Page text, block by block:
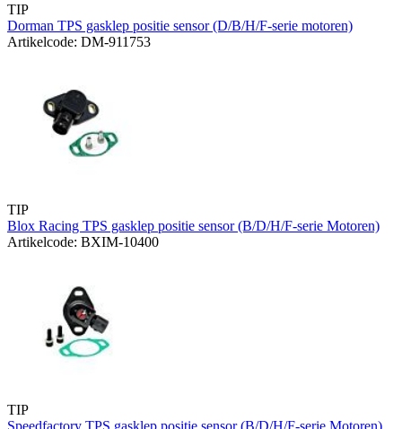
TIP
Dorman TPS gasklep positie sensor (D/B/H/F-serie motoren)
Artikelcode: DM-911753
TIP
Blox Racing TPS gasklep positie sensor (B/D/H/F-serie Motoren)
Artikelcode: BXIM-10400
TIP
Speedfactory TPS gasklep positie sensor (B/D/H/F-serie Motoren)